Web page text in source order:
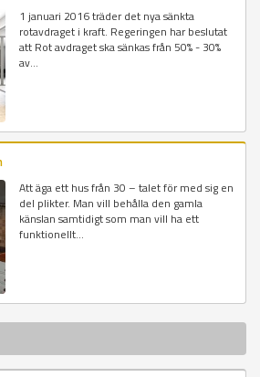
1 januari 2016 träder det nya sänkta
rotavdraget i kraft. Regeringen har beslutat
att Rot avdraget ska sänkas från 50% - 30%
av...
Att äga ett hus från 30 – talet för med sig en
del plikter. Man vill behålla den gamla
känslan samtidigt som man vill ha ett
funktionellt...